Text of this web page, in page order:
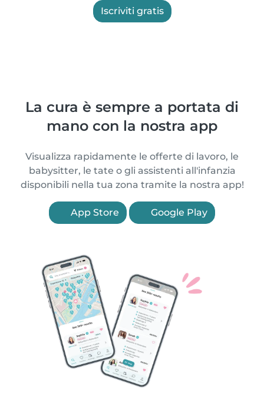
Iscriviti gratis
La cura è sempre a portata di
mano con la nostra app
Visualizza rapidamente le offerte di lavoro, le
babysitter, le tate o gli assistenti all'infanzia
disponibili nella tua zona tramite la nostra app!
App Store Google Play